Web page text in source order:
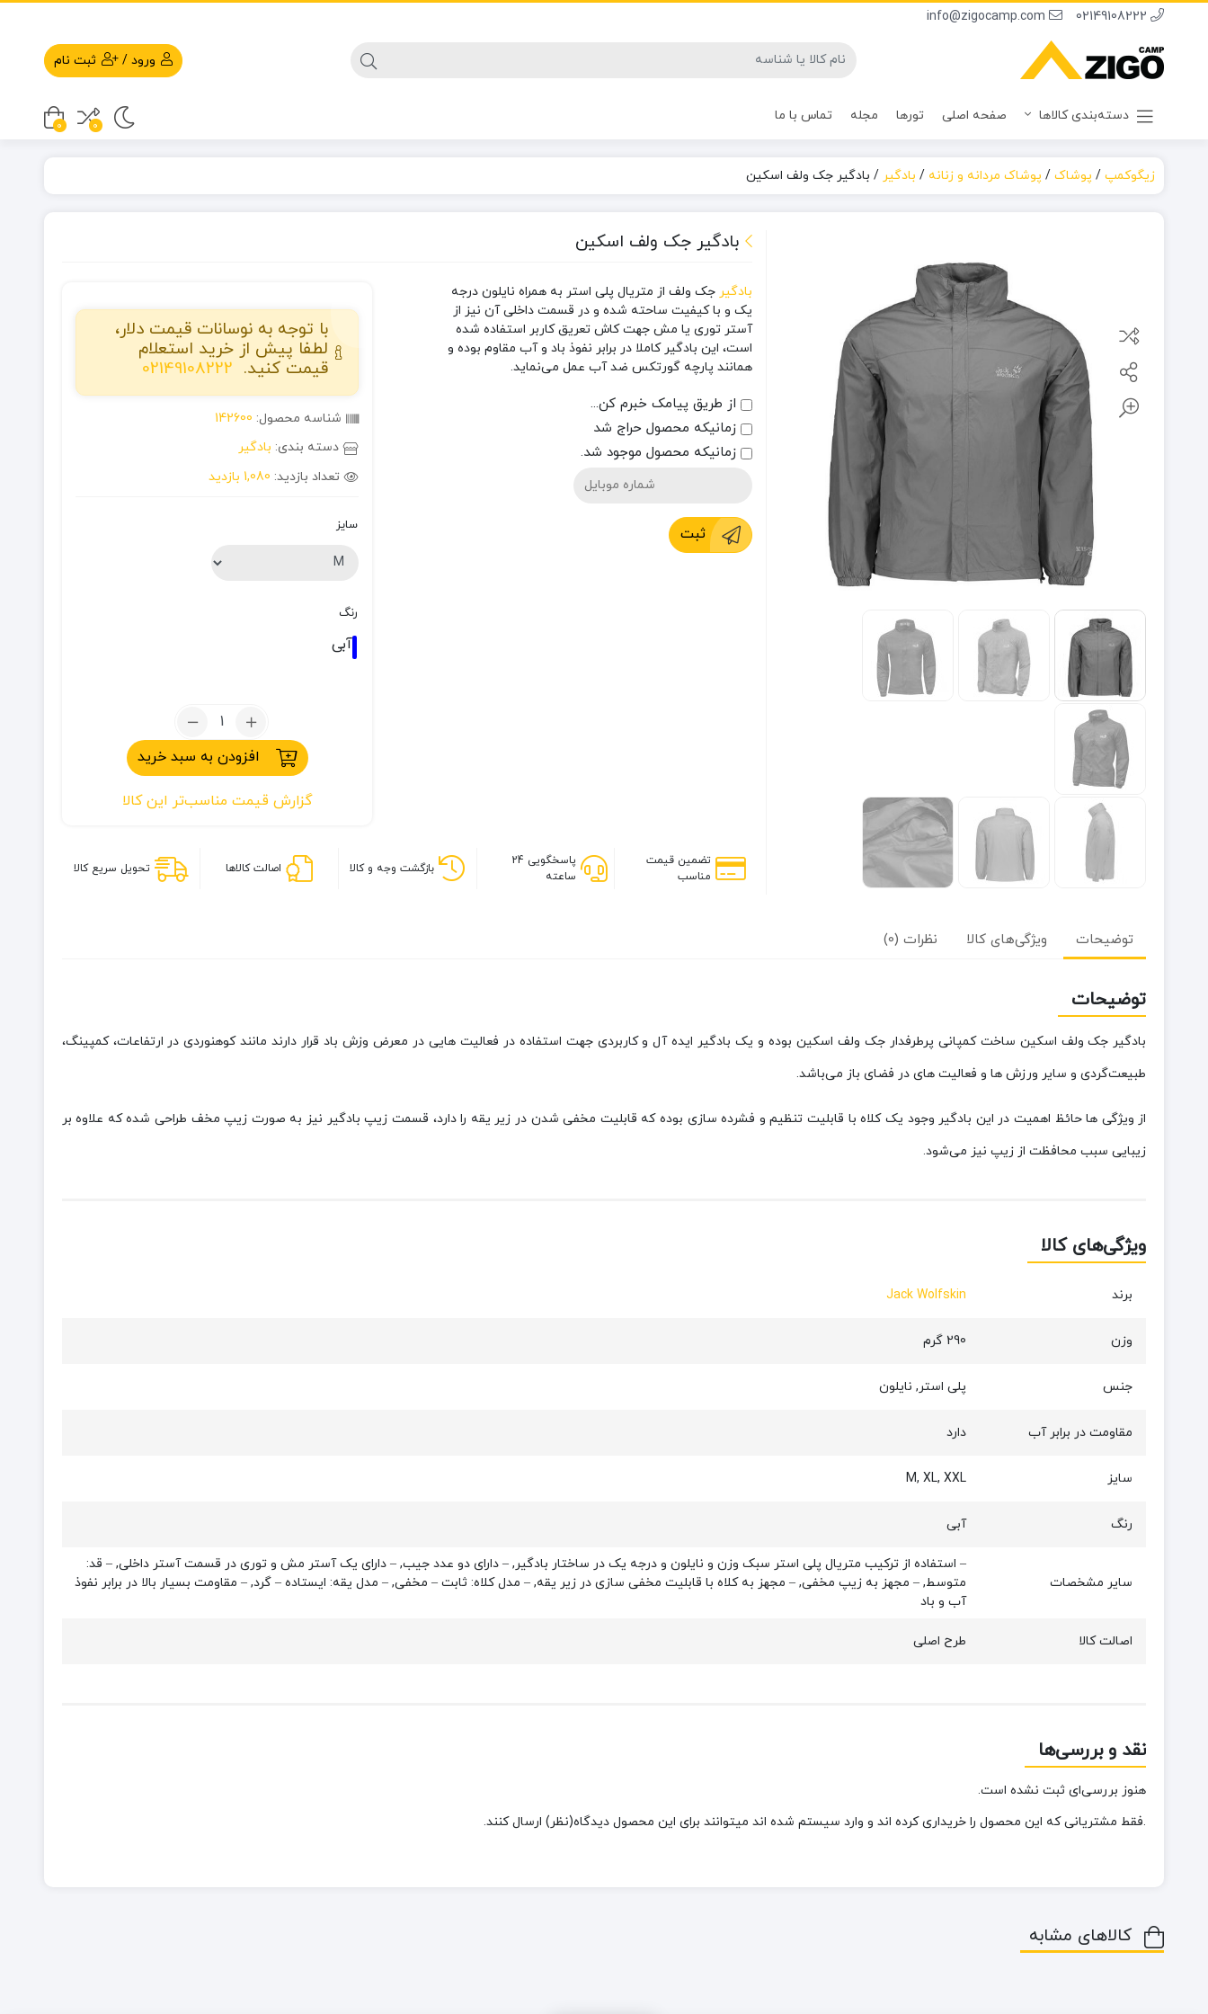
02149108222
info@zigocamp.com
ورود / ثبت نام
دسته‌بندی کالاها صفحه اصلی تورها مجله تماس با ما
0
0
زیگوکمپ/ پوشاک/ پوشاک مردانه و زنانه / بادگیر / بادگیر جک ولف اسکین
بادگیر جک ولف اسکین
بادگیر جک ولف از متریال پلی استر به همراه نایلون درجه
یک و با کیفیت ساحته شده و در قسمت داخلی آن نیز از
آستر توری یا مش جهت کاش تعریق کاربر استفاده شده
است، این بادگیر کاملا در برابر نفوذ باد و آب مقاوم بوده و
همانند پارچه گورتکس ضد آب عمل می‌نماید.
از طریق پیامک خبرم کن...
زمانیکه محصول حراج شد
زمانیکه محصول موجود شد.
ثبت
با توجه به نوسانات قیمت دلار،
لطفا پیش از خرید استعلام
قیمت کنید. 02149108222
شناسه محصول: 142600
دسته بندی: بادگیر
تعداد بازدید: 1,080 بازدید
سایز
رنگ
آبی
تعداد:
بادگیر
جک
ولف
اسکین
افزودن به سبد خرید
گزارش قیمت مناسب‌تر این کالا
تضمین قیمت
مناسب
پاسخگویی 24
ساعته
بازگشت وجه و کالا اصالت کالاها تحویل سریع کالا
توضیحات ویژگی‌های کالا نظرات (0)
توضیحات
بادگیر جک ولف اسکین ساخت کمپانی پرطرفدار جک ولف اسکین بوده و یک بادگیر ایده آل و کاربردی جهت استفاده در فعالیت هایی در معرض وزش باد قرار دارند مانند کوهنوردی در ارتفاعات، کمپینگ،
طبیعت‌گردی و سایر ورزش ها و فعالیت های در فضای باز می‌باشد.
از ویژگی ها حائظ اهمیت در این بادگیر وجود یک کلاه با قابلیت تنظیم و فشرده سازی بوده که قابلیت مخفی شدن در زیر یقه را دارد، قسمت زیپ بادگیر نیز به صورت زیپ مخف طراحی شده که علاوه بر
زیبایی سبب محافظت از زیپ نیز می‌شود.
ویژگی‌های کالا
برند Jack Wolfskin
وزن 290 گرم
جنس پلی استر, نایلون
مقاومت در برابر آب دارد
سایز M, XL, XXL
رنگ آبی
سایر مشخصات
– استفاده از ترکیب متریال پلی استر سبک وزن و نایلون و درجه یک در ساختار بادگیر, – دارای دو عدد جیب, – دارای یک آستر مش و توری در قسمت آستر داخلی, – قد:
متوسط, – مجهز به زیپ مخفی, – مجهز به کلاه با قابلیت مخفی سازی در زیر یقه, – مدل کلاه: ثابت – مخفی, – مدل یقه: ایستاده – گرد, – مقاومت بسیار بالا در برابر نفوذ
آب و باد
اصالت کالا طرح اصلی
نقد و بررسی‌ها
هنوز بررسی‌ای ثبت نشده است.
.فقط مشتریانی که این محصول را خریداری کرده اند و وارد سیستم شده اند میتوانند برای این محصول دیدگاه(نظر) ارسال کنند.
کالاهای مشابه